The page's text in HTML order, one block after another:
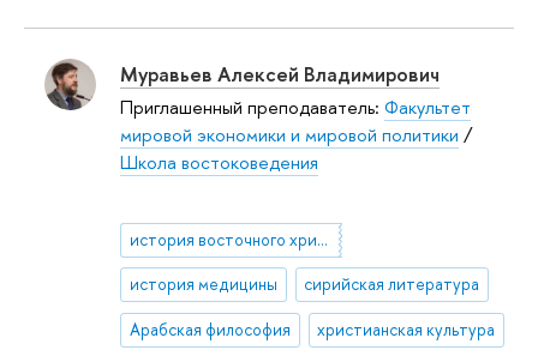
Муравьев Алексей Владимирович
Приглашенный преподаватель: Факультет
мировой экономики и мировой политики /
Школа востоковедения
история восточного христианства
история медицины сирийская литература
Арабская философия христианская культура